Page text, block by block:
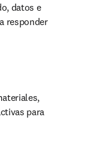
datos e
responder
para